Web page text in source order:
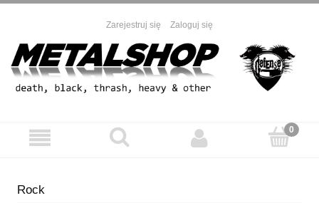
Zarejestruj się Zaloguj się
Rock